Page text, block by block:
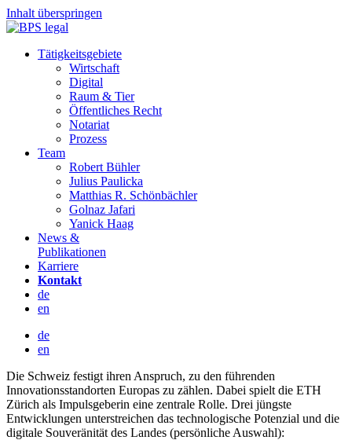
Inhalt überspringen
Tätigkeitsgebiete
Wirtschaft
Digital
Raum & Tier
Öffentliches Recht
Notariat
Prozess
Team
Robert Bühler
Julius Paulicka
Matthias R. Schönbächler
Golnaz Jafari
Yanick Haag
News &
Publikationen
Karriere
Kontakt
de
en
de
en
Die Schweiz festigt ihren Anspruch, zu den führenden
Innovationsstandorten Europas zu zählen. Dabei spielt die ETH
Zürich als Impulsgeberin eine zentrale Rolle. Drei jüngste
Entwicklungen unterstreichen das technologische Potenzial und die
digitale Souveränität des Landes (persönliche Auswahl):